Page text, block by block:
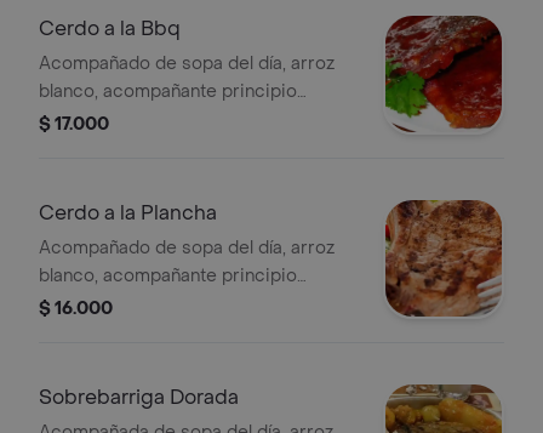
Cerdo a la Bbq
Acompañado de sopa del día, arroz
blanco, acompañante principio
opcional y ensalada.
$ 17.000
Cerdo a la Plancha
Acompañado de sopa del día, arroz
blanco, acompañante principio
opcional y ensalada.
$ 16.000
Sobrebarriga Dorada